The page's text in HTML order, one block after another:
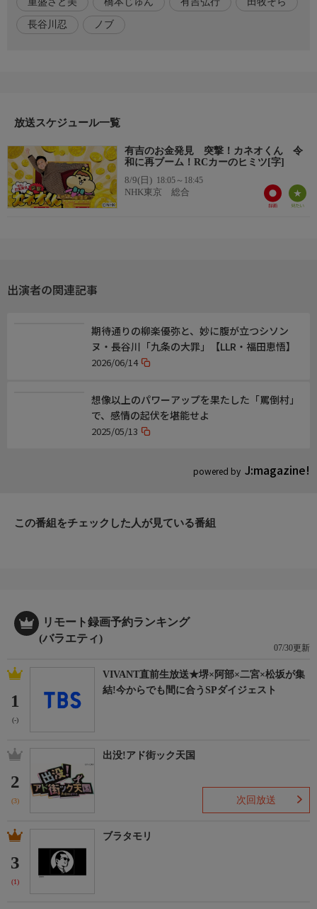
両用など懐かしの車も登場。大人のロマン！RCジェット機のダ
イナミックな宙返りはまるで本物の航空ショー！
長谷川忍 ノブ
放送スケジュール一覧
有吉のお金発見 突撃！カネオくん 令
和に再ブーム！RCカーのヒミツ[字]
8/9(日) 18:05～18:45
NHK東京 総合
出演者の関連記事
powered by J:magazine!
期待通りの柳楽優弥と、妙に腹が立つシソン
ヌ・長谷川「九条の大罪」【LLR・福田恵悟】
2026/06/14
想像以上のパワーアップを果たした「罵倒村」
で、感情の起伏を堪能せよ
2025/05/13
この番組をチェックした人が見ている番組
リモート録画予約ランキング
(バラエティ)
07/30更新
1
(-)
VIVANT直前生放送★堺×阿部×二宮×松坂が集
結!今からでも間に合うSPダイジェスト
2
(3)
出没!アド街ック天国
次回放送
3
(1)
ブラタモリ